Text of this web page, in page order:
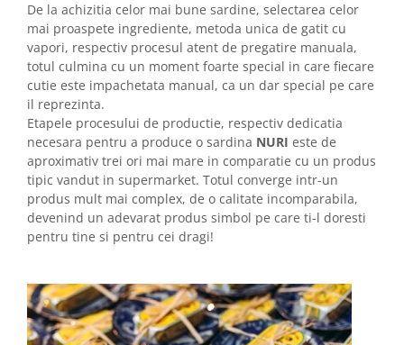
De la achizitia celor mai bune sardine, selectarea celor
mai proaspete ingrediente, metoda unica de gatit cu
vapori, respectiv procesul atent de pregatire manuala,
totul culmina cu un moment foarte special in care fiecare
cutie este impachetata manual, ca un dar special pe care
il reprezinta.
Etapele procesului de productie, respectiv dedicatia
necesara pentru a produce o sardina NURI este de
aproximativ trei ori mai mare in comparatie cu un produs
tipic vandut in supermarket. Totul converge intr-un
produs mult mai complex, de o calitate incomparabila,
devenind un adevarat produs simbol pe care ti-l doresti
pentru tine si pentru cei dragi!